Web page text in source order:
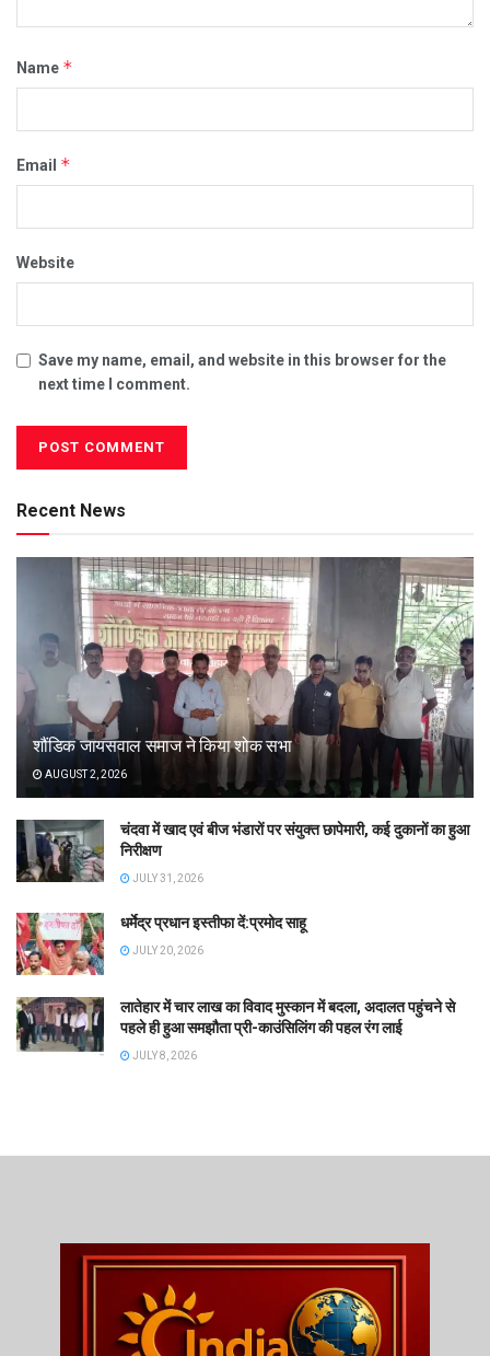
Name *
Email *
Website
Save my name, email, and website in this browser for the
next time I comment.
Recent News
शौंडिक जायसवाल समाज ने किया शोक सभा
AUGUST 2, 2026
चंदवा में खाद एवं बीज भंडारों पर संयुक्त छापेमारी, कई दुकानों का हुआ
निरीक्षण
JULY 31, 2026
धर्मेद्र प्रधान इस्तीफा दें:प्रमोद साहू
JULY 20, 2026
लातेहार में चार लाख का विवाद मुस्कान में बदला, अदालत पहुंचने से
पहले ही हुआ समझौता प्री-काउंसिलिंग की पहल रंग लाई
JULY 8, 2026